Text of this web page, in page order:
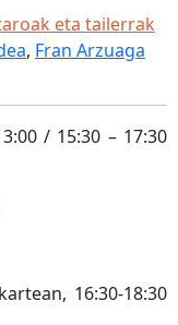
eta tailerrak
, Fran Arzuaga
/ 15:30 – 17:30
16:30-18:30